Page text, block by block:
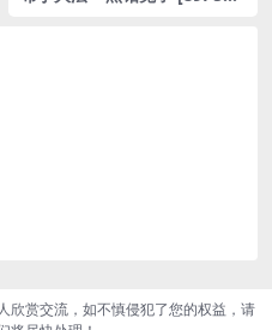
欣赏交流，如不慎侵犯了您的权益，请